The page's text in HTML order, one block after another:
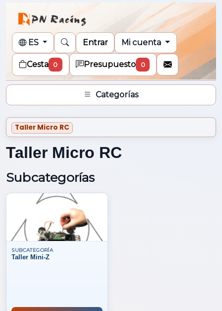
ES Entrar Mi cuenta
Cesta 0 Presupuesto 0
Categorías
Taller Micro RC
Taller Micro RC
Subcategorías
SUBCATEGORÍA
Taller Mini-Z